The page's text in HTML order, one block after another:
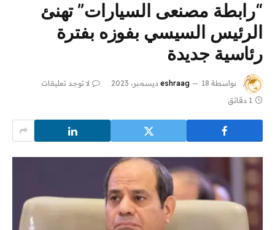
“رابطة مصنعى السيارات” تهنئ
الرئيس السيسي بفوزه بفترة
رئاسية جديدة
بواسطة eshraag 18 ديسمبر، 2023
لا توجد تعليقات
1 دقائق